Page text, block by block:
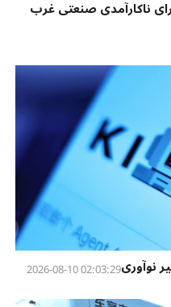
ناکارآمدی صنعتی غرب
02:03:29 2026-08-10